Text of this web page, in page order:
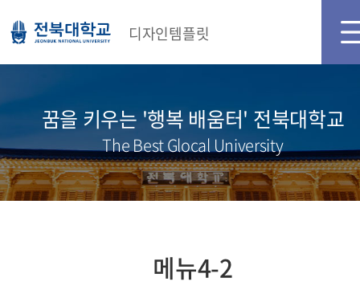
디자인템플릿
꿈을 키우는 '행복 배움터' 전북대학교
The Best Glocal University
메뉴4-2